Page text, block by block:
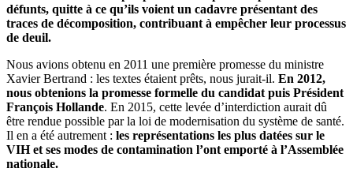
défunts, quitte à ce qu’ils voient un cadavre présentant des
traces de décomposition, contribuant à empêcher leur processus
de deuil.
Nous avions obtenu en 2011 une première promesse du ministre
Xavier Bertrand : les textes étaient prêts, nous jurait-il. En 2012,
nous obtenions la promesse formelle du candidat puis Président
François Hollande. En 2015, cette levée d’interdiction aurait dû
être rendue possible par la loi de modernisation du système de santé.
Il en a été autrement : les représentations les plus datées sur le
VIH et ses modes de contamination l’ont emporté à l’Assemblée
nationale.